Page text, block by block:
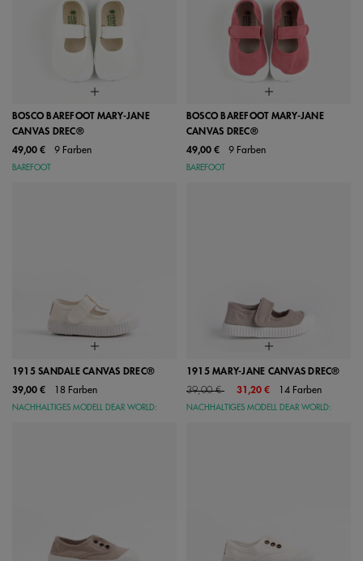
BOSCO BAREFOOT MARY-JANE
CANVAS DREC®
49,00 €
9 Farben
BAREFOOT
BOSCO BAREFOOT MARY-JANE
CANVAS DREC®
49,00 €
9 Farben
BAREFOOT
1915 SANDALE CANVAS DREC®
39,00 €
18 Farben
NACHHALTIGES MODELL DEAR WORLD:
1915 MARY-JANE CANVAS DREC®
Price reduced from
39,00 €to 31,20 € 14 Farben
NACHHALTIGES MODELL DEAR WORLD: